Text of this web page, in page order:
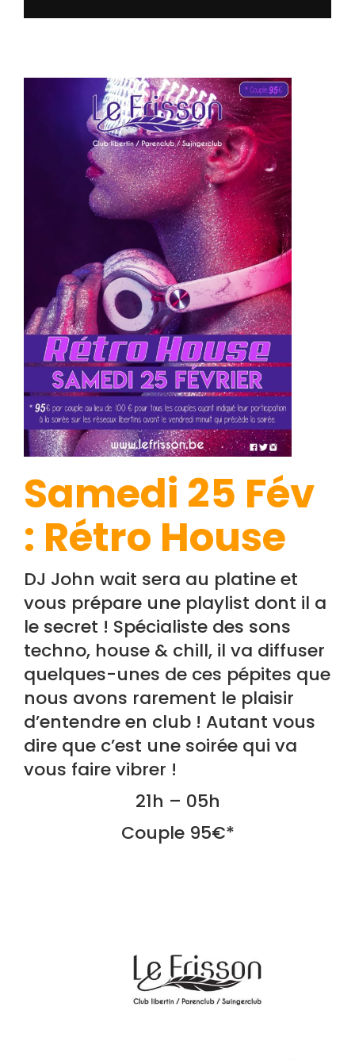
Samedi 25 Fév
: Rétro House
DJ John wait sera au platine et
vous prépare une playlist dont il a
le secret ! Spécialiste des sons
techno, house & chill, il va diffuser
quelques-unes de ces pépites que
nous avons rarement le plaisir
d’entendre en club ! Autant vous
dire que c’est une soirée qui va
vous faire vibrer !
21h – 05h
Couple 95€*